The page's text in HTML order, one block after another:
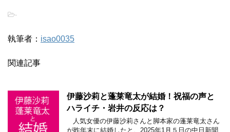
-
執筆者： isao0035
関連記事
伊藤沙莉と蓬莱竜太が結婚！祝福の声と
ハライチ・岩井の反応は？
人気女優の伊藤沙莉さんと脚本家の蓬莱竜太さん
が昨年末に結婚したと、2025年1月５日の中日新聞